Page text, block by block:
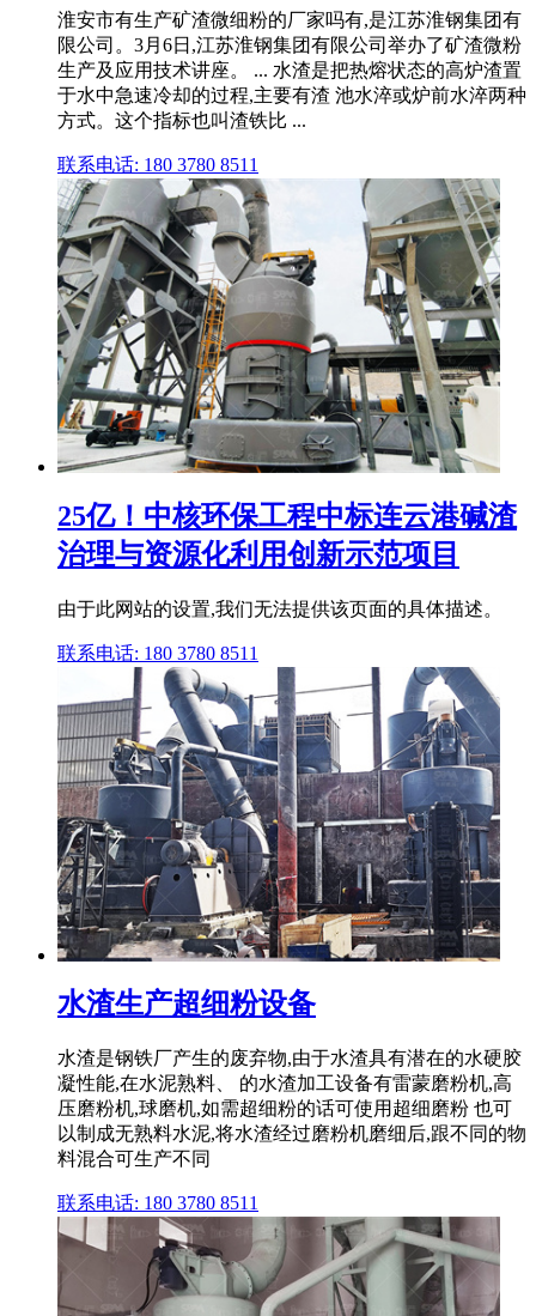
淮安市有生产矿渣微细粉的厂家吗有,是江苏淮钢集团有
限公司。3月6日,江苏淮钢集团有限公司举办了矿渣微粉
生产及应用技术讲座。 ... 水渣是把热熔状态的高炉渣置
于水中急速冷却的过程,主要有渣 池水淬或炉前水淬两种
方式。这个指标也叫渣铁比 ...
联系电话: 180 3780 8511
25亿！中核环保工程中标连云港碱渣
治理与资源化利用创新示范项目
由于此网站的设置,我们无法提供该页面的具体描述。
联系电话: 180 3780 8511
水渣生产超细粉设备
水渣是钢铁厂产生的废弃物,由于水渣具有潜在的水硬胶
凝性能,在水泥熟料、 的水渣加工设备有雷蒙磨粉机,高
压磨粉机,球磨机,如需超细粉的话可使用超细磨粉 也可
以制成无熟料水泥,将水渣经过磨粉机磨细后,跟不同的物
料混合可生产不同
联系电话: 180 3780 8511